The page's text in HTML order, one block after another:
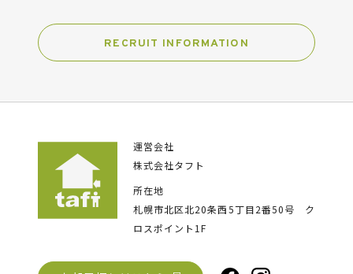
RECRUIT INFORMATION
運営会社
株式会社タフト
所在地
札幌市北区北20条西5丁目2番50号
ク
ロスポイント1F